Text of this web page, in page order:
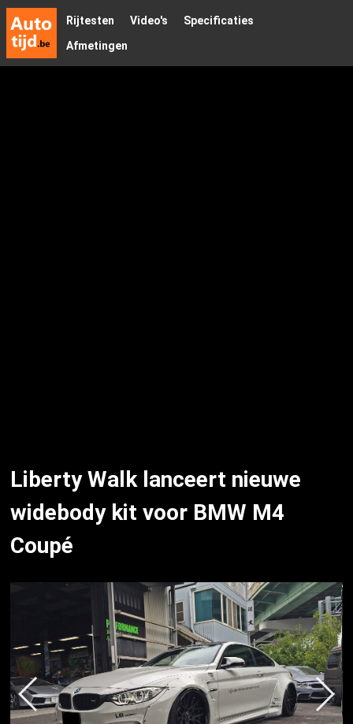
Rijtesten Video's
Specificaties
Afmetingen
Liberty Walk lanceert nieuwe
widebody kit voor BMW M4
Coupé